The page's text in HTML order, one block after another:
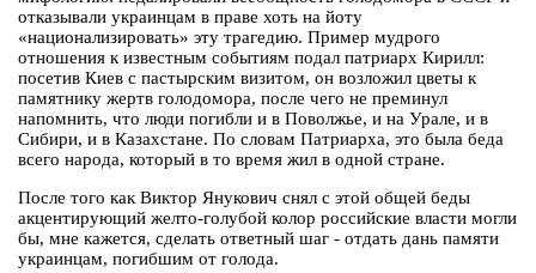
отказывали украинцам в праве хоть на йоту
«национализировать» эту трагедию. Пример мудрого
отношения к известным событиям подал патриарх Кирилл:
посетив Киев с пастырским визитом, он возложил цветы к
памятнику жертв голодомора, после чего не преминул
напомнить, что люди погибли и в Поволжье, и на Урале, и в
Сибири, и в Казахстане. По словам Патриарха, это была беда
всего народа, который в то время жил в одной стране.
После того как Виктор Янукович снял с этой общей беды
акцентирующий желто-голубой колор российские власти могли
бы, мне кажется, сделать ответный шаг - отдать дань памяти
украинцам, погибшим от голода.